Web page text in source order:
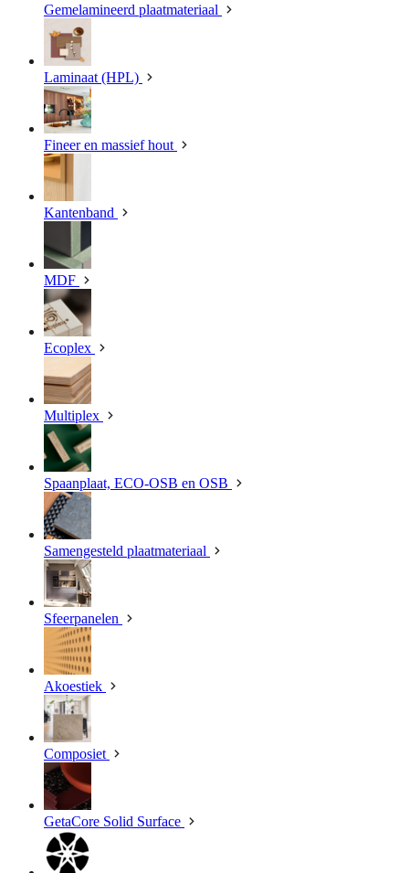
Gemelamineerd plaatmateriaal
Laminaat (HPL)
Fineer en massief hout
Kantenband
MDF
Ecoplex
Multiplex
Spaanplaat, ECO-OSB en OSB
Samengesteld plaatmateriaal
Sfeerpanelen
Akoestiek
Composiet
GetaCore Solid Surface